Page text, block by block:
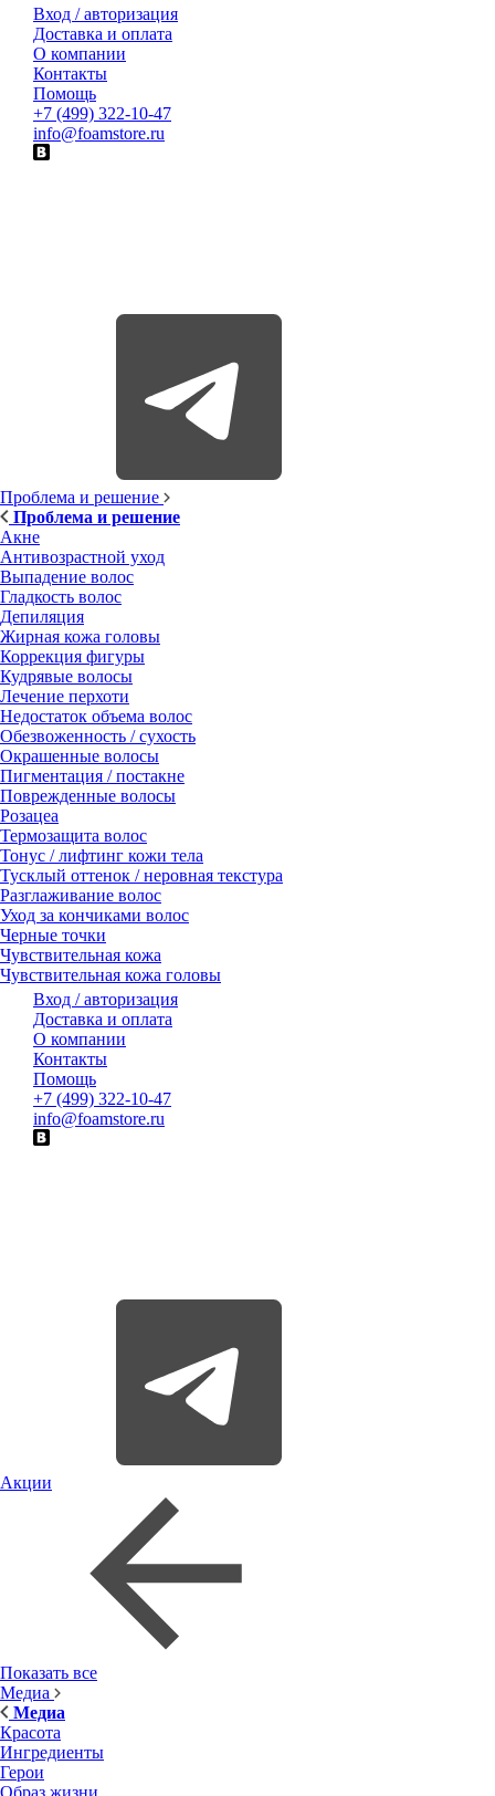
Вход / авторизация
Доставка и оплата
О компании
Контакты
Помощь
+7 (499) 322-10-47
info@foamstore.ru
Проблема и решение
Проблема и решение
Акне
Антивозрастной уход
Выпадение волос
Гладкость волос
Депиляция
Жирная кожа головы
Коррекция фигуры
Кудрявые волосы
Лечение перхоти
Недостаток объема волос
Обезвоженность / сухость
Окрашенные волосы
Пигментация / постакне
Поврежденные волосы
Розацеа
Термозащита волос
Тонус / лифтинг кожи тела
Тусклый оттенок / неровная текстура
Разглаживание волос
Уход за кончиками волос
Черные точки
Чувствительная кожа
Чувствительная кожа головы
Вход / авторизация
Доставка и оплата
О компании
Контакты
Помощь
+7 (499) 322-10-47
info@foamstore.ru
Акции
Показать все
Медиа
Медиа
Красота
Ингредиенты
Герои
Образ жизни